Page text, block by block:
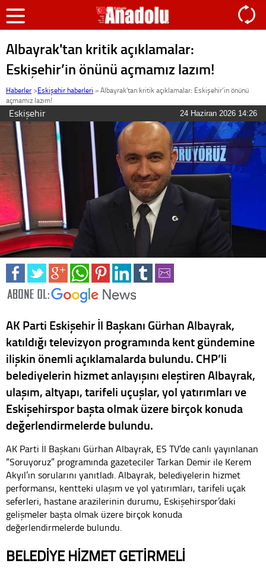
Albayrak'tan kritik açıklamalar:
Eskişehir’in önünü açmamız lazım!
Haberler >Eskişehir haberleri »Albayrak'tan kritik açıklamalar: Eskişehir’in önünü
açmamız lazım!
Eskişehir 24 Haziran 2026 14:26
AK Parti Eskişehir İl Başkanı Gürhan Albayrak,
katıldığı televizyon programında kent gündemine
ilişkin önemli açıklamalarda bulundu. CHP’li
belediyelerin hizmet anlayışını eleştiren Albayrak,
ulaşım, altyapı, tarifeli uçuşlar, yol yatırımları ve
Eskişehirspor başta olmak üzere birçok konuda
değerlendirmelerde bulundu.
AK Parti İl Başkanı Gürhan Albayrak, ES TV’de canlı yayınlanan
“Soruyoruz” programında gazeteciler Tarkan Demir ile Kerem
Akyıl’ın sorularını yanıtladı. Albayrak, belediyelerin hizmet
performansı, kentteki ulaşım ve yol yatırımları, tarifeli uçak
seferleri, hastane arazilerinin durumu, Eskişehirspor’daki
gelişmeler başta olmak üzere birçok konuda
değerlendirmelerde bulundu.
BELEDİYE HİZMET GETİRMELİ